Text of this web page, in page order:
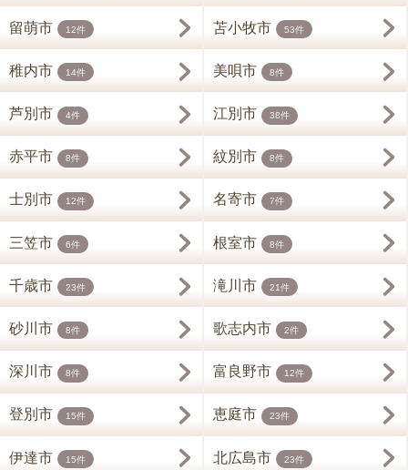
留萌市 12件 苫小牧市 53件
稚内市 14件 美唄市 8件
芦別市 4件 江別市 38件
赤平市 8件 紋別市 8件
士別市 12件 名寄市 7件
三笠市 6件 根室市 8件
千歳市 23件 滝川市 21件
砂川市 8件 歌志内市 2件
深川市 8件 富良野市 12件
登別市 15件 恵庭市 23件
伊達市 15件 北広島市 23件